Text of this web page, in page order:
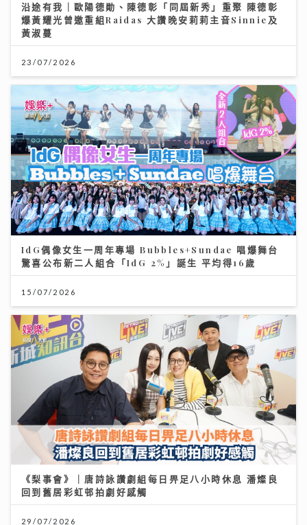
沿途有我｜歐陽德勛、陳德彰「同屆新秀」重聚 陳德彰
爆黃耀光曾邀重組Raidas 大讚晚安莉莉主音Sinnie及
黃淑蔓
23/07/2026
IdG偶像女生一周年專場 Bubbles+Sundae 唱爆舞台
驚喜公布新二人組合「IdG 2%」誕生 平均得16歲
15/07/2026
《梨事會》｜唐詩詠讚劇組每日畀足八小時休息 潘燦良
回到舊居彩虹邨拍劇好感觸
29/07/2026